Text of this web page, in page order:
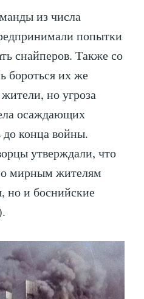
из числа
попытки
снайперов. Также со
бороться их же
но угроза
осаждающих
до конца войны.
утверждали, что
мирным жителям
но и боснийские